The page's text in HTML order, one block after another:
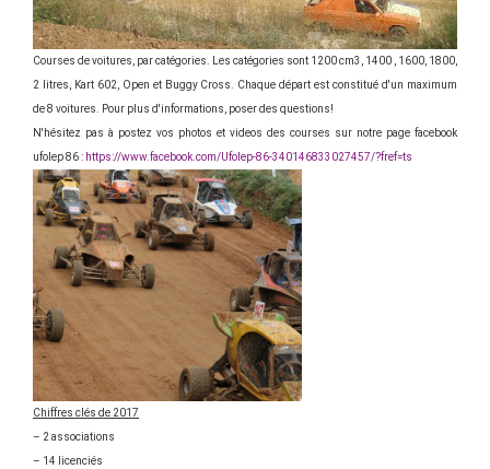
Courses de voitures, par catégories. Les catégories sont 1200 cm3, 1400 , 1600, 1800,
2 litres, Kart 602, Open et Buggy Cross. Chaque départ est constitué d'un maximum
de 8 voitures. Pour plus d'informations, poser des questions!
N'hésitez pas à postez vos photos et videos des courses sur notre page facebook
ufolep 86 : https://www.facebook.com/Ufolep-86-340146833027457/?fref=ts
Chiffres clés de 2017
– 2 associations
– 14 licenciés